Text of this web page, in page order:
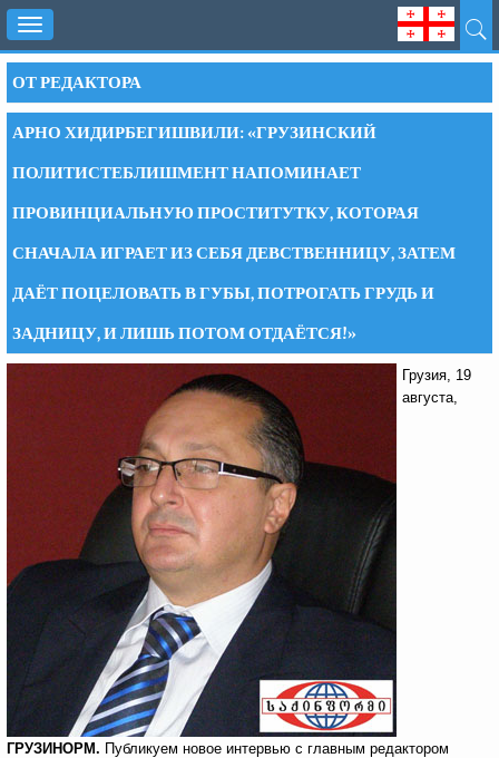
Toggle
navigation
ОТ РЕДАКТОРА
АРНО ХИДИРБЕГИШВИЛИ: «ГРУЗИНСКИЙ
ПОЛИТИСТЕБЛИШМЕНТ НАПОМИНАЕТ
ПРОВИНЦИАЛЬНУЮ ПРОСТИТУТКУ, КОТОРАЯ
СНАЧАЛА ИГРАЕТ ИЗ СЕБЯ ДЕВСТВЕННИЦУ, ЗАТЕМ
ДАЁТ ПОЦЕЛОВАТЬ В ГУБЫ, ПОТРОГАТЬ ГРУДЬ И
ЗАДНИЦУ, И ЛИШЬ ПОТОМ ОТДАЁТСЯ!»
Грузия, 19
августа,
ГРУЗИНОРМ. Публикуем новое интервью с главным редактором